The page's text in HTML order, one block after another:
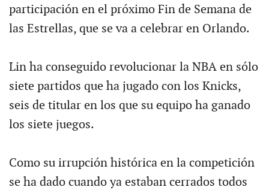
participación en el próximo Fin de Semana de
las Estrellas, que se va a celebrar en Orlando.
Lin ha conseguido revolucionar la NBA en sólo
siete partidos que ha jugado con los Knicks,
seis de titular en los que su equipo ha ganado
los siete juegos.
Como su irrupción histórica en la competición
se ha dado cuando ya estaban cerrados todos